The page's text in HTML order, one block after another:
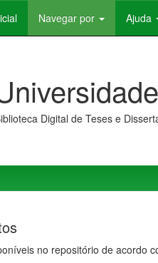
Navegar por Ajuda
Digital de Teses e
no repositório de acordo